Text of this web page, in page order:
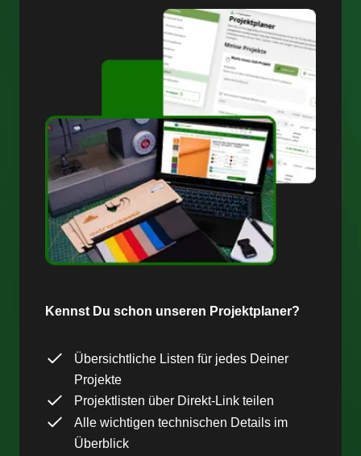
Kennst Du schon unseren Projektplaner?
Übersichtliche Listen für jedes Deiner
Projekte
Projektlisten über Direkt-Link teilen
Alle wichtigen technischen Details im
Überblick